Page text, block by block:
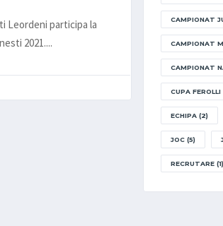
Leordeni participa la
2021....
CAMPIONAT
CAMPIONAT
CAMPIONAT
CUPA FEROLLI
ECHIPA(2)
JOC(5)
RECRUTARE(1)